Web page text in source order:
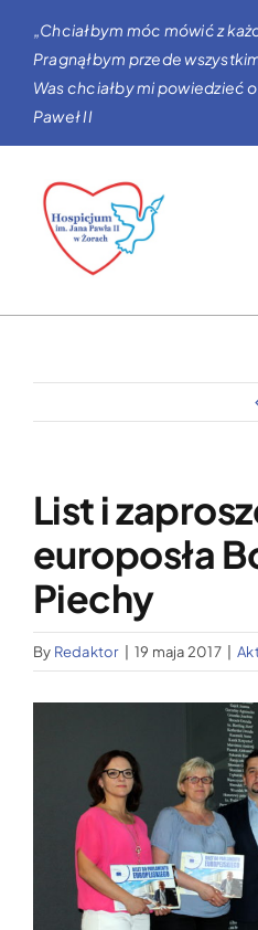
zawartości
„Chciałbym móc mówić z
Pragnąłbym przede
Was chciałby mi powiedzieć
Paweł II
Wypożyczalnia sprzętu
Aktualności
Jak możesz nam pomóc?
List i
europosła
Piechy
By Redaktor 19 maja 2017
obrazek